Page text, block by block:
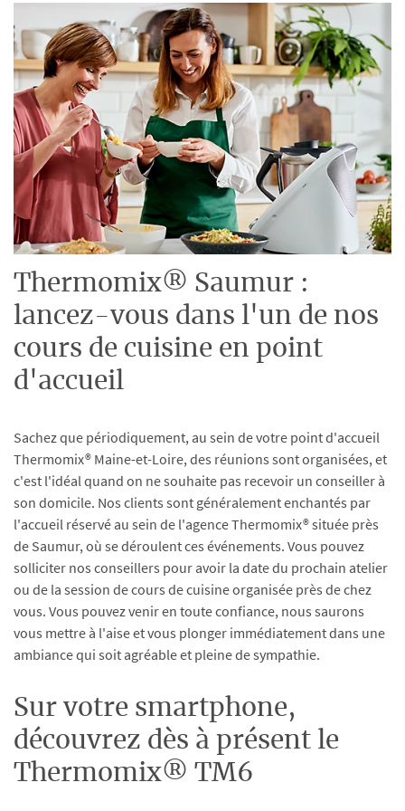
Thermomix® Saumur :
lancez-vous dans l'un de nos
cours de cuisine en point
d'accueil
Sachez que périodiquement, au sein de votre point d'accueil
Thermomix® Maine-et-Loire, des réunions sont organisées, et
c'est l'idéal quand on ne souhaite pas recevoir un conseiller à
son domicile. Nos clients sont généralement enchantés par
l'accueil réservé au sein de l'agence Thermomix® située près
de Saumur, où se déroulent ces événements. Vous pouvez
solliciter nos conseillers pour avoir la date du prochain atelier
ou de la session de cours de cuisine organisée près de chez
vous. Vous pouvez venir en toute confiance, nous saurons
vous mettre à l'aise et vous plonger immédiatement dans une
ambiance qui soit agréable et pleine de sympathie.
Sur votre smartphone,
découvrez dès à présent le
Thermomix® TM6